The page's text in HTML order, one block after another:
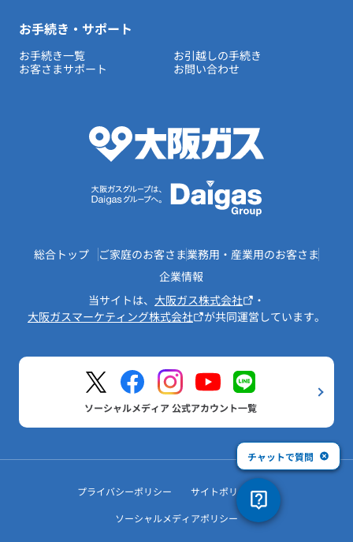
お手続き・サポート
お手続き一覧
お引越しの手続き
お客さまサポート
お問い合わせ
総合トップ ご家庭のお客さま業務用・産業用のお客さま
企業情報
当サイトは、 大阪ガス株式会社
・
大阪ガスマーケティング株式会社
が共同運営しています。
ソーシャルメディア 公式アカウント一覧
プライバシーポリシー
サイトポリシー
ソーシャルメディアポリシー
チャットで質問